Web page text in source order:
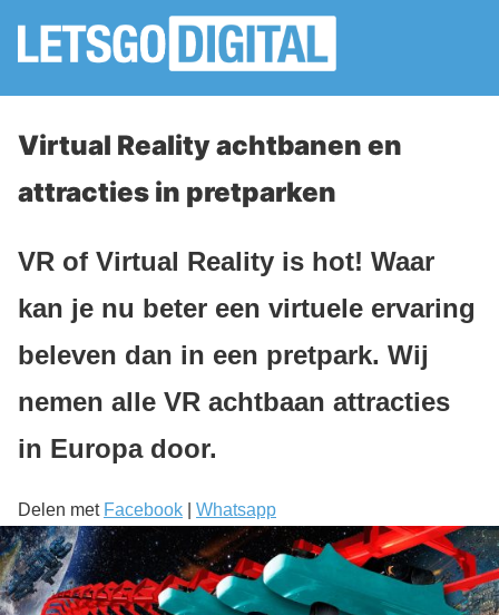
Virtual Reality achtbanen en
attracties in pretparken
VR of Virtual Reality is hot! Waar
kan je nu beter een virtuele ervaring
beleven dan in een pretpark. Wij
nemen alle VR achtbaan attracties
in Europa door.
Delen met Facebook Whatsapp